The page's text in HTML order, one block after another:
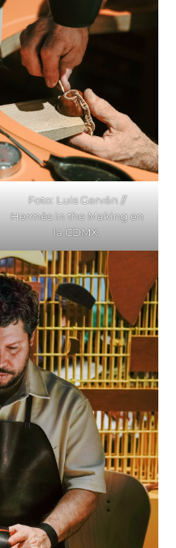
Foto: Luis Garván //
Hermès in the Making en
la CDMX.